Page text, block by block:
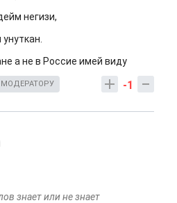
негизи,
а не в Россие имей виду
-1
знает или не знает